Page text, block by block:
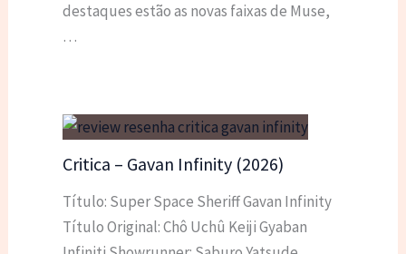
destaques estão as novas faixas de Muse,
…
Critica – Gavan Infinity (2026)
Título: Super Space Sheriff Gavan Infinity
Título Original: Chô Uchû Keiji Gyaban